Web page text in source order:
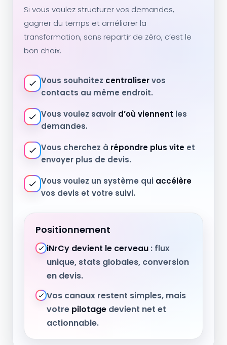
Si vous voulez structurer vos demandes,
gagner du temps et améliorer la
transformation, sans repartir de zéro, c’est le
bon choix.
Vous souhaitez centraliservos
contacts au même endroit.
Vous voulez savoir d’où viennent les
demandes.
Vous cherchez à répondre plus vite et
envoyer plus de devis.
Vous voulez un système qui accélère
vos devis et votre suivi.
Positionnement
iNrCy devient le cerveau : flux
unique, stats globales, conversion
en devis.
Vos canaux restent simples, mais
votre pilotage devient net et
actionnable.